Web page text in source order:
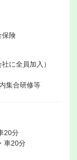
保険
に全員加入）
集合研修等
20分
車20分